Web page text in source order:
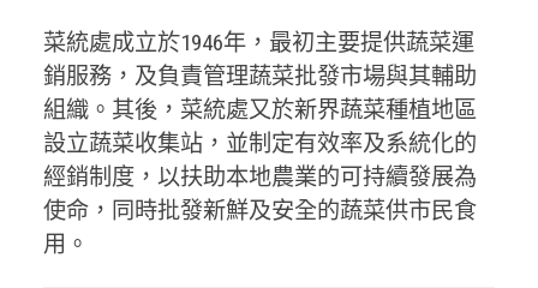
菜統處成立於1946年，最初主要提供蔬菜運
銷服務，及負責管理蔬菜批發市場與其輔助
組織。其後，菜統處又於新界蔬菜種植地區
設立蔬菜收集站，並制定有效率及系統化的
經銷制度，以扶助本地農業的可持續發展為
使命，同時批發新鮮及安全的蔬菜供市民食
用。